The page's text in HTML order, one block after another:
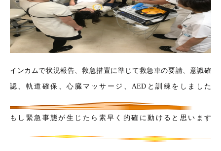
インカムで状況報告、救急措置に準じて救急車の要請、意識確
認、軌道確保、心臓マッサージ、AEDと訓練をしました
もし緊急事態が生じたら素早く的確に動けると思います